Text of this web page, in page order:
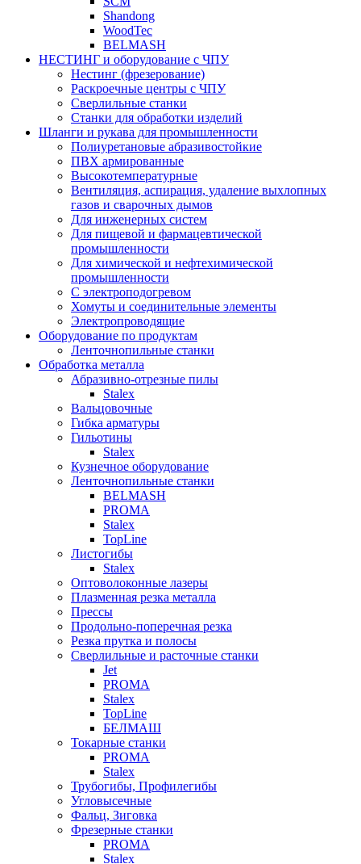
Shandong
WoodTec
BELMASH
НЕСТИНГ и оборудование с ЧПУ
Нестинг (фрезерование)
Раскроечные центры с ЧПУ
Сверлильные станки
Станки для обработки изделий
Шланги и рукава для промышленности
Полиуретановые абразивостойкие
ПВХ армированные
Высокотемпературные
Вентиляция, аспирация, удаление выхлопных
газов и сварочных дымов
Для инженерных систем
Для пищевой и фармацевтической
промышленности
Для химической и нефтехимической
промышленности
С электроподогревом
Хомуты и соединительные элементы
Электропроводящие
Оборудование по продуктам
Ленточнопильные станки
Обработка металла
Абразивно-отрезные пилы
Stalex
Вальцовочные
Гибка арматуры
Гильотины
Stalex
Кузнечное оборудование
Ленточнопильные станки
BELMASH
PROMA
Stalex
TopLine
Листогибы
Stalex
Оптоволоконные лазеры
Плазменная резка металла
Прессы
Продольно-поперечная резка
Резка прутка и полосы
Сверлильные и расточные станки
Jet
PROMA
Stalex
TopLine
БЕЛМАШ
Токарные станки
PROMA
Stalex
Трубогибы, Профилегибы
Угловысечные
Фальц, Зиговка
Фрезерные станки
PROMA
Stalex